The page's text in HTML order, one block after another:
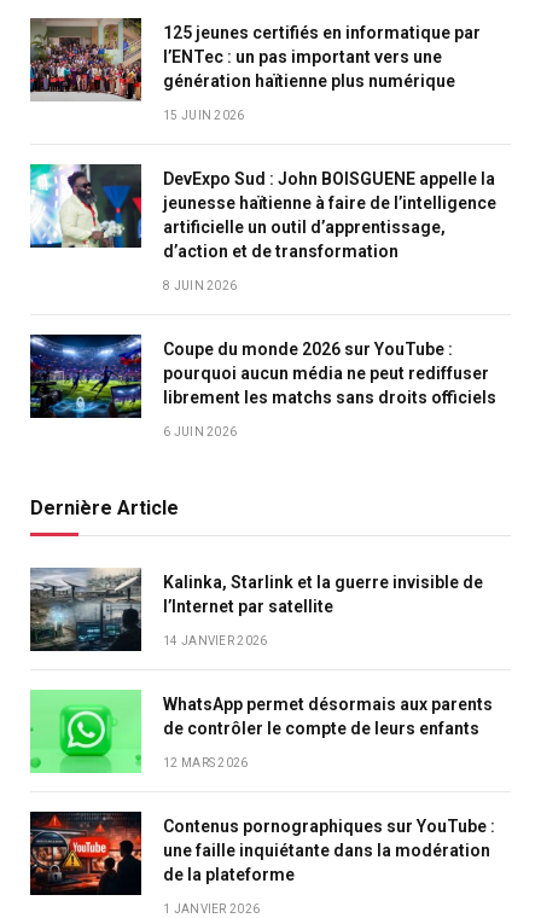
125 jeunes certifiés en informatique par
l’ENTec : un pas important vers une
génération haïtienne plus numérique
15 JUIN 2026
DevExpo Sud : John BOISGUENE appelle la
jeunesse haïtienne à faire de l’intelligence
artificielle un outil d’apprentissage,
d’action et de transformation
8 JUIN 2026
Coupe du monde 2026 sur YouTube :
pourquoi aucun média ne peut rediffuser
librement les matchs sans droits officiels
6 JUIN 2026
Dernière Article
Kalinka, Starlink et la guerre invisible de
l’Internet par satellite
14 JANVIER 2026
WhatsApp permet désormais aux parents
de contrôler le compte de leurs enfants
12 MARS 2026
Contenus pornographiques sur YouTube :
une faille inquiétante dans la modération
de la plateforme
1 JANVIER 2026